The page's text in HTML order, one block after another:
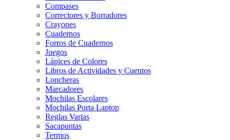
Compases
Correctores y Borradores
Crayones
Cuadernos
Forros de Cuadernos
Juegos
Lápices de Colores
Libros de Actividades y Cuentos
Loncheras
Marcadores
Mochilas Escolares
Mochilas Porta Laptop
Reglas Varias
Sacapuntas
Termos